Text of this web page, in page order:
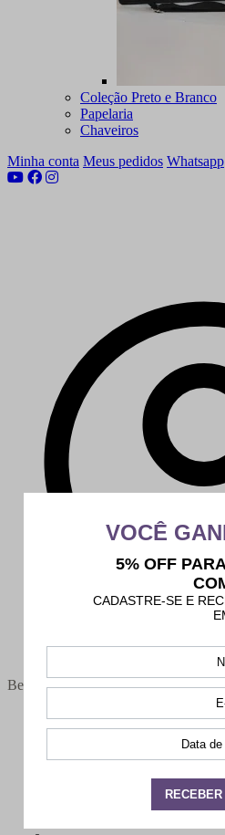
Coleção Preto e Branco
Papelaria
Chaveiros
Minha conta Meus pedidos Whatsapp
Bem-vindo(a),
Minha conta
Meus pedidos